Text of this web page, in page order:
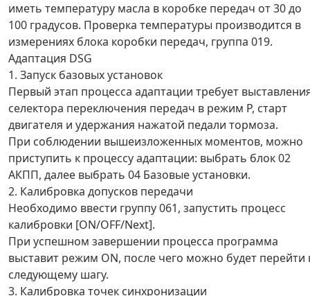
иметь температуру масла в коробке передач от 30 до
100 градусов. Проверка температуры производится в
измерениях блока коробки передач, группа 019.
Адаптация DSG
1. Запуск базовых установок
Первый этап процесса адаптации требует
селектора переключения передач в режим P, старт
двигателя и удержания нажатой педали тормоза.
При соблюдении вышеизложенных моментов, можно
приступить к процессу адаптации: выбрать блок 02
АКПП, далее выбрать 04 Базовые установки.
2. Калибровка допусков передачи
Необходимо ввести группу 061, запустить процесс
калибровки [ON/OFF/Next].
При успешном завершении процесса программа
выставит режим ON, после чего можно будет перейти
следующему шагу.
3. Калибровка точек синхронизации